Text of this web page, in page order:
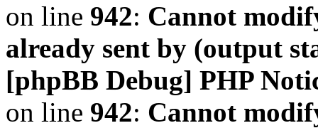
on line 942: Cannot
already sent by (output
[phpBB Debug] PHP
on line 942: Cannot